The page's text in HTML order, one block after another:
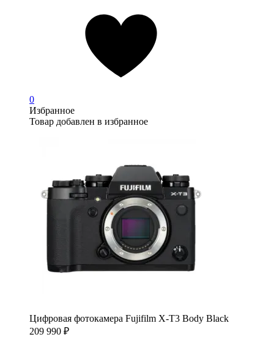
0
Избранное
Товар добавлен в избранное
Цифровая фотокамера Fujifilm X-T3 Body Black
209 990 ₽